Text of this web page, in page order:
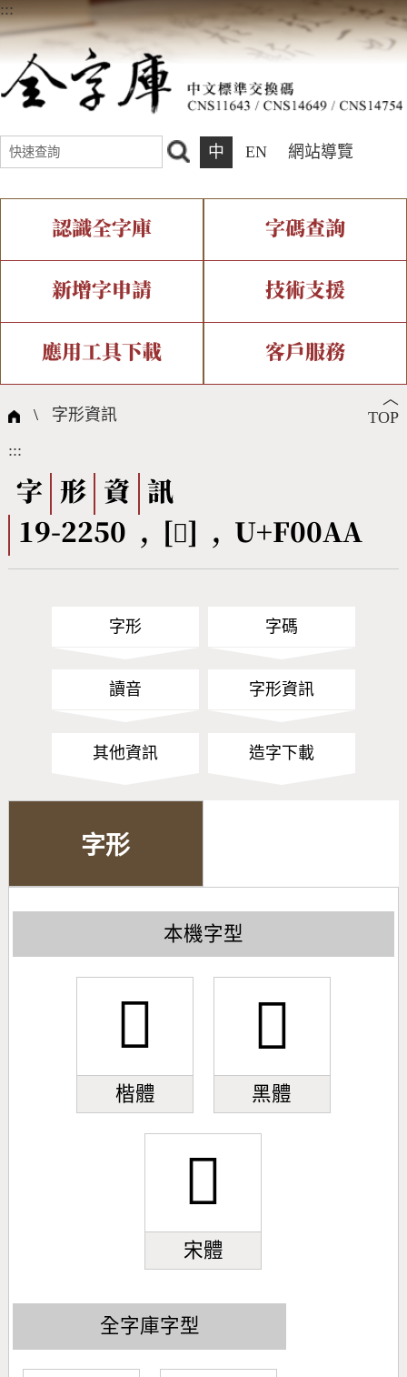
:::
中 EN 網站導覽
認識全字庫
全字庫介紹 全字庫現況
中文碼介紹 專有名詞介紹
國際字碼相關組織
字碼查詢
IDS查詢 部件查詢
複合查詢 注音查詢
筆畫查詢
筆順序查詢
CNS查詢 Unicode查詢
新增字申請
新字申請處理流程
技術支援
字形即時顯示 造字解決方案
全字庫授權 轉碼Web Service
應用工具下載
個人電腦造字處理工具
字形下載
客戶服務
問題集
熱門查詢統計
︿
TOP
\ 字形資訊
:::
字 形 資
訊
19-2250 , [󰂪] , U+F00AA
字形 字碼
讀音 字形資訊
其他資訊 造字下載
字形
本機字型
󰂪
楷體
󰂪
黑體
󰂪
宋體
全字庫字型